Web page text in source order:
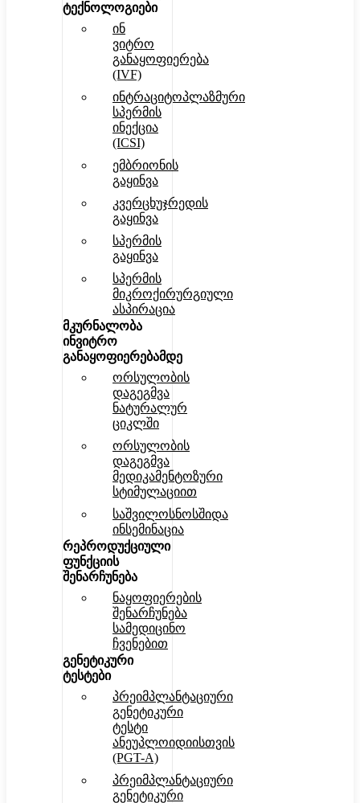
ტექნოლოგიები
ინ
ვიტრო
განაყოფიერება
(IVF)
ინტრაციტოპლაზმური
სპერმის
ინექცია
(ICSI)
ემბრიონის
გაყინვა
კვერცხუჯრედის
გაყინვა
სპერმის
გაყინვა
სპერმის
მიკროქირურგიული
ასპირაცია
მკურნალობა
ინვიტრო
განაყოფიერებამდე
ორსულობის
დაგეგმვა
ნატურალურ
ციკლში
ორსულობის
დაგეგმვა
მედიკამენტოზური
სტიმულაციით
საშვილოსნოსშიდა
ინსემინაცია
რეპროდუქციული
ფუნქციის
შენარჩუნება
ნაყოფიერების
შენარჩუნება
სამედიცინო
ჩვენებით
გენეტიკური
ტესტები
პრეიმპლანტაციური
გენეტიკური
ტესტი
ანეუპლოიდიისთვის
(PGT-A)
პრეიმპლანტაციური
გენეტიკური